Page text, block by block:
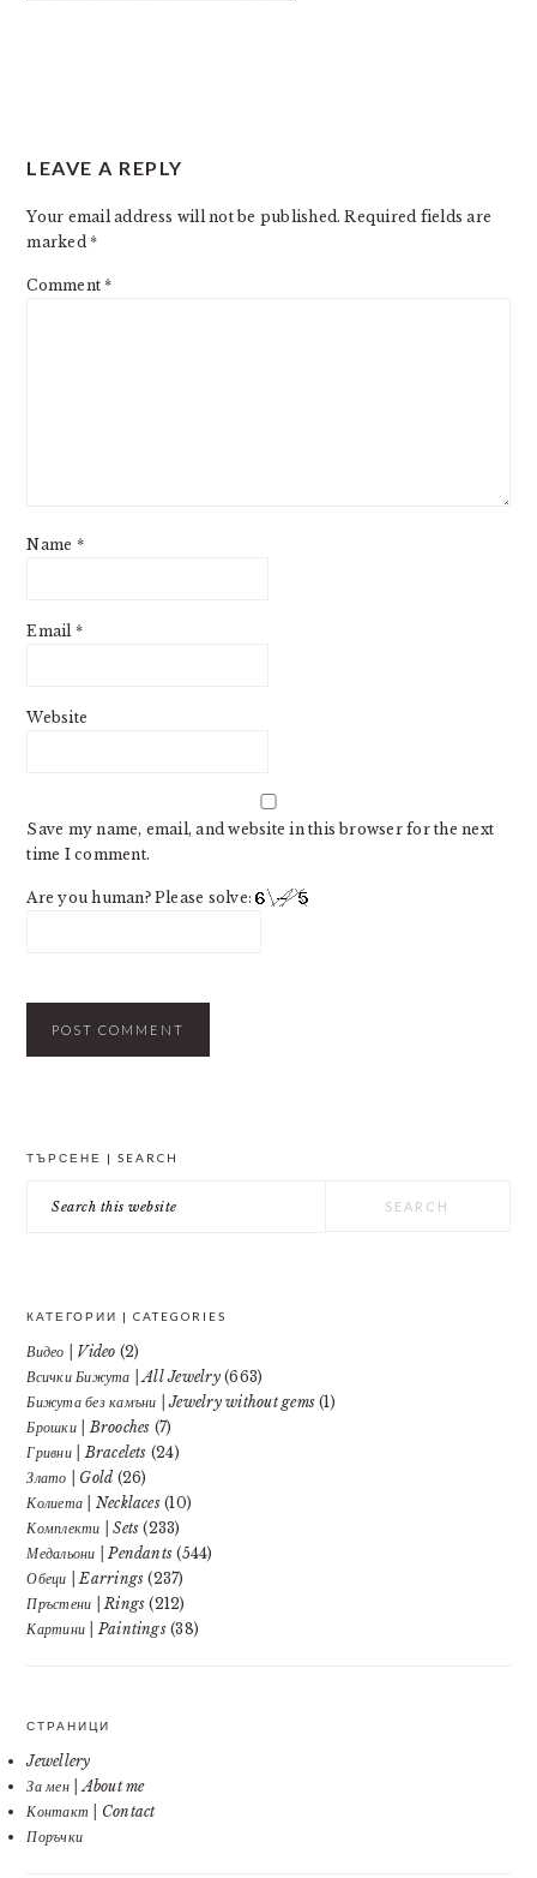
INTERACTIONS
LEAVE A REPLY
Your email address will not be published. Required fields are
marked*
Comment*
Name *
Email *
Website
Save my name, email, and website in this browser for the next
time I comment.
Are you human? Please solve:
ТЪРСЕНЕ | SEARCH
this
КАТЕГОРИИ | CATEGORIES
Видео | Video (2)
Всички Бижута | All Jewelry(663)
Бижута без камъни | Jewelry without gems (1)
Брошки | Brooches (7)
Гривни | Bracelets (24)
Злато | Gold (26)
Колиета | Necklaces(10)
Комплекти | Sets (233)
Медальони | Pendants (544)
Обеци | Earrings (237)
Пръстени | Rings (212)
Картини | Paintings(38)
СТРАНИЦИ
Jewellery
За мен | About me
Контакт | Contact
Поръчки